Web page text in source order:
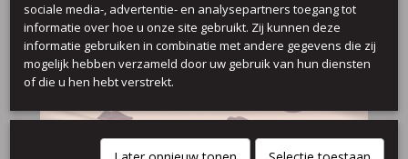
sociale media-, advertentie- en analysepartners toegang tot
informatie over hoe u onze site gebruikt. Zij kunnen deze
informatie gebruiken in combinatie met andere gegevens die zij
mogelijk hebben verzameld door uw gebruik van hun diensten
of die u hen hebt verstrekt.